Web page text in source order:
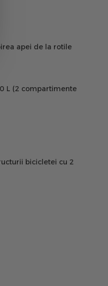
apei de la rotile
L (2 compartimente
bicicletei cu 2